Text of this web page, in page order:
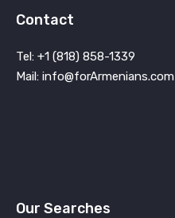
Contact
Tel: +1 (818) 858-1339
Mail: info@forArmenians.com
Our Searches